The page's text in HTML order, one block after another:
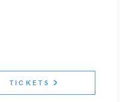
TICKETS